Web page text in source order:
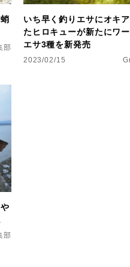
部
いち早く釣りエサにオキ
たヒロキューが新たにワ
エサ3種を新発売
2023/02/15
部